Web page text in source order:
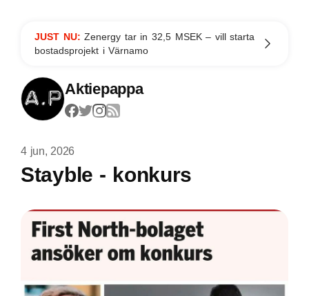
JUST NU:Zenergy tar in 32,5 MSEK – vill starta
bostadsprojekt i Värnamo
Aktiepappa
4 jun, 2026
Stayble - konkurs